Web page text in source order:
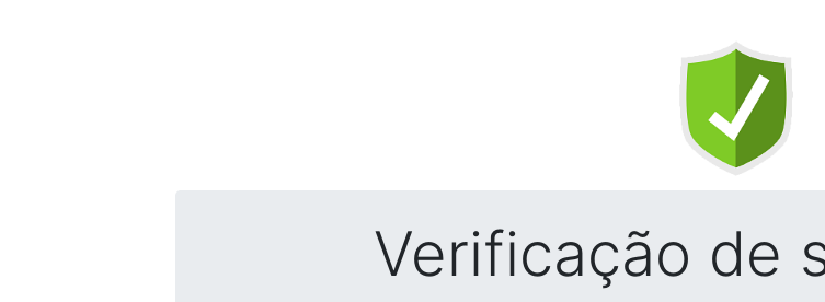
Verificação de